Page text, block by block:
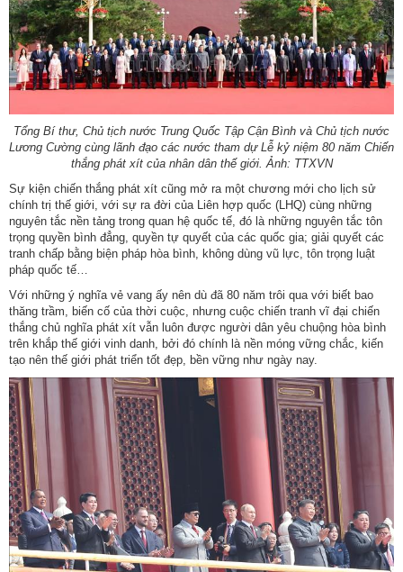
Tổng Bí thư, Chủ tịch nước Trung Quốc Tập Cận Bình và Chủ tịch nước
Lương Cường cùng lãnh đạo các nước tham dự Lễ kỷ niệm 80 năm Chiến
thắng phát xít của nhân dân thế giới. Ảnh: TTXVN
Sự kiện chiến thắng phát xít cũng mở ra một chương mới cho lịch sử
chính trị thế giới, với sự ra đời của Liên hợp quốc (LHQ) cùng những
nguyên tắc nền tảng trong quan hệ quốc tế, đó là những nguyên tắc tôn
trọng quyền bình đẳng, quyền tự quyết của các quốc gia; giải quyết các
tranh chấp bằng biện pháp hòa bình, không dùng vũ lực, tôn trọng luật
pháp quốc tế…
Với những ý nghĩa vẻ vang ấy nên dù đã 80 năm trôi qua với biết bao
thăng trầm, biến cố của thời cuộc, nhưng cuộc chiến tranh vĩ đại chiến
thắng chủ nghĩa phát xít vẫn luôn được người dân yêu chuộng hòa bình
trên khắp thế giới vinh danh, bởi đó chính là nền móng vững chắc, kiến
tạo nên thế giới phát triển tốt đẹp, bền vững như ngày nay.